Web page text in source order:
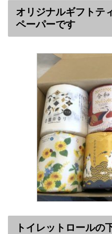
オリジナルギフトテ
ペーパーです
トイレットロールの